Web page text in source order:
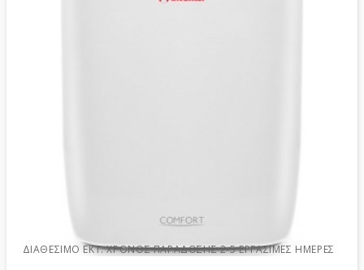
ΔΙΑΘΈΣΙΜΟ ΕΚΤ. ΧΡΌΝΟΣ ΠΑΡΆΔΟΣΗΣ 2-5 ΕΡΓΆΣΙΜΕΣ ΗΜΈΡΕΣ